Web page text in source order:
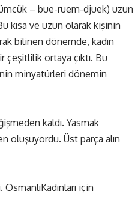
– bue-ruem-djuek) uzun
kısa ve uzun olarak kişinin
bilinen dönemde, kadın
çeşitlilik ortaya çıktı. Bu
minyatürleri dönemin
kaldı. Yasmak
oluşuyordu. Üst parça alın
için